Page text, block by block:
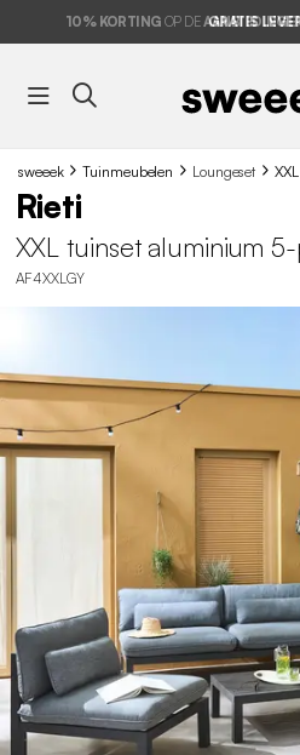
10% KORTING OP DE GRATIS
sweeek Tuinmeubelen Loungeset
Rieti
XXL tuinset aluminium
AF4XXLGY